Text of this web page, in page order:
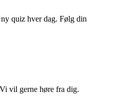
quiz hver dag. Følg din
vil gerne høre fra dig.